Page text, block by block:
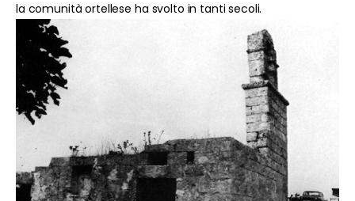
la comunità ortellese ha svolto in tanti secoli.